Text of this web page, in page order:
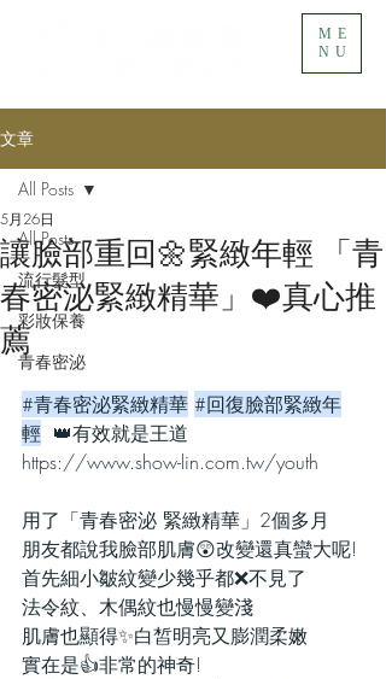
ME
NU
文章
All Posts
流行髮型
彩妝保養
青春密泌
All Posts
讓臉部重回🌼緊緻年輕 「青
春密泌緊緻精華」❤️真心推
薦
5月26日
#青春密泌緊緻精華 #回復臉部緊緻年
輕 👑有效就是王道
https://www.show-lin.com.tw/youth
用了「青春密泌 緊緻精華」2個多月
朋友都說我臉部肌膚😲改變還真蠻大呢!
首先細小皺紋變少幾乎都❌不見了
法令紋、木偶紋也慢慢變淺
肌膚也顯得✨白皙明亮又膨潤柔嫩
實在是👍非常的神奇!